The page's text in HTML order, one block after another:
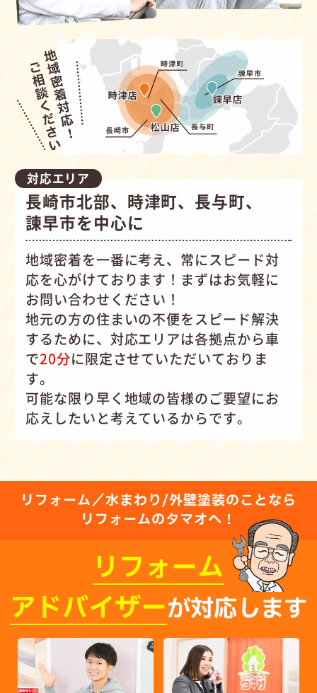
対応エリア
長崎市北部、時津町、長与町、
諫早市を中心に
地域密着を一番に考え、常にスピード対
応を心がけております！まずはお気軽に
お問い合わせください！
地元の方の住まいの不便をスピード解決
するために、対応エリアは各拠点から車
で20分に限定させていただいておりま
す。
可能な限り早く地域の皆様のご要望にお
応えしたいと考えているからです。
リフォーム／水まわり/外壁塗装のことなら
リフォームのタマオへ！
リフォーム
アドバイザーが対応します